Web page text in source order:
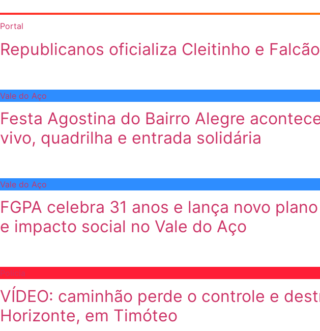
Portal
Republicanos oficializa Cleitinho e
Vale do Aço
Festa Agostina do Bairro Alegre
vivo, quadrilha e entrada solidária
Vale do Aço
FGPA celebra 31 anos e lança novo
e impacto social no Vale do Aço
Polícia
VÍDEO: caminhão perde o controle e
Horizonte, em Timóteo